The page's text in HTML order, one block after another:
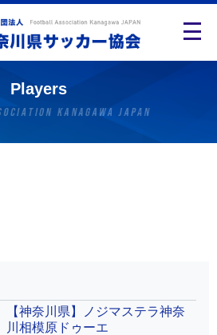
Players
【神奈川県】ノジマステラ神奈
川相模原ドゥーエ